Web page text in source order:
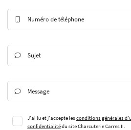
En cochant cette case, vous consentez à recevoir nos
formulaire de désinscription.
INSCRIPTION
Numéro de téléphone
 Sujet
 Message
J'ai lu et j'accepte lesconditions générales
confidentialitédu siteCharcuterie Carres II.